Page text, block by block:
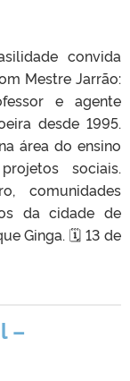
convida
Mestre Jarrão:
e agente
desde 1995.
área do ensino
sociais.
comunidades
da cidade de
Ginga. 🗓 13 de
–